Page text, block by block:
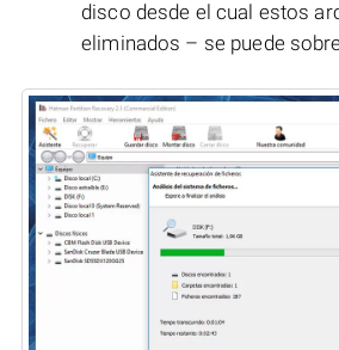
disco desde el cual estos
eliminados – se puede